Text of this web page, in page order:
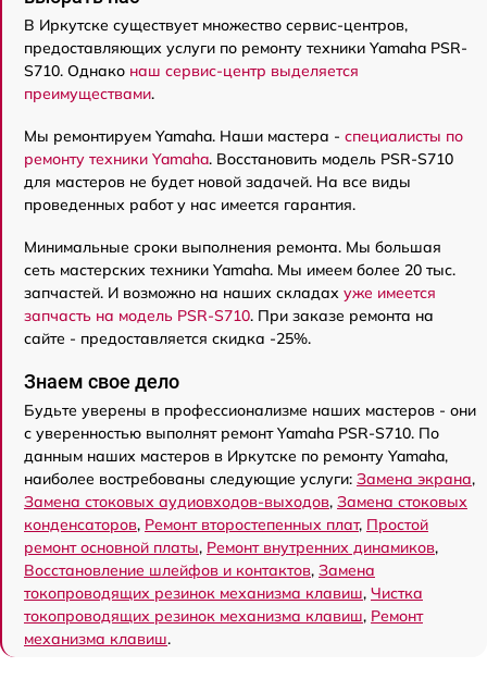
В Иркутске существует множество сервис-центров,
предоставляющих услуги по ремонту техники Yamaha PSR-
S710. Однако наш сервис-центр выделяется
преимуществами.
Мы ремонтируем Yamaha. Наши мастера - специалисты по
ремонту техники Yamaha. Восстановить модель PSR-S710
для мастеров не будет новой задачей. На все виды
проведенных работ у нас имеется гарантия.
Минимальные сроки выполнения ремонта. Мы большая
сеть мастерских техники Yamaha. Мы имеем более 20 тыс.
запчастей. И возможно на наших складах уже имеется
запчасть на модель PSR-S710. При заказе ремонта на
сайте - предоставляется скидка -25%.
Знаем свое дело
Будьте уверены в профессионализме наших мастеров - они
с уверенностью выполнят ремонт Yamaha PSR-S710. По
данным наших мастеров в Иркутске по ремонту Yamaha,
наиболее востребованы следующие услуги: Замена экрана,
Замена стоковых аудиовходов-выходов, Замена стоковых
конденсаторов, Ремонт второстепенных плат, Простой
ремонт основной платы, Ремонт внутренних динамиков,
Восстановление шлейфов и контактов, Замена
токопроводящих резинок механизма клавиш, Чистка
токопроводящих резинок механизма клавиш, Ремонт
механизма клавиш.